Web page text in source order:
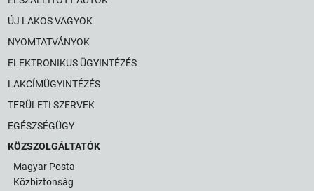
ÚJ LAKOS VAGYOK
NYOMTATVÁNYOK
ELEKTRONIKUS ÜGYINTÉZÉS
LAKCÍMÜGYINTÉZÉS
TERÜLETI SZERVEK
EGÉSZSÉGÜGY
KÖZSZOLGÁLTATÓK
Magyar Posta
Közbiztonság